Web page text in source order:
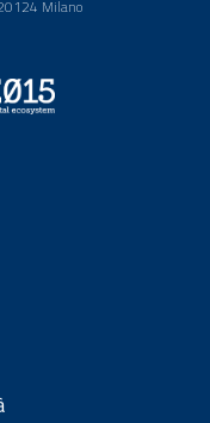
Milano